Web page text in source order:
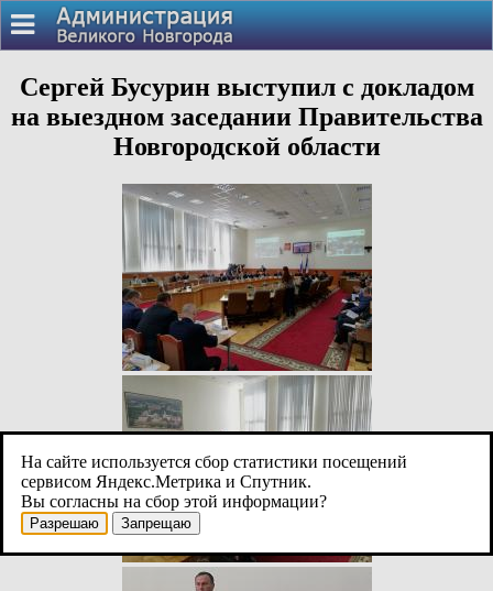
Сергей Бусурин выступил с докладом
на выездном заседании Правительства
Новгородской области
На сайте используется сбор статистики посещений
сервисом Яндекс.Метрика и Спутник.
Вы согласны на сбор этой информации?
Разрешаю Запрещаю